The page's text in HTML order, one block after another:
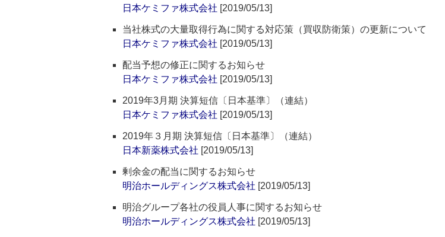
日本ケミファ株式会社 [2019/05/13]
当社株式の大量取得行為に関する対応策（買収防衛策）の更新について
日本ケミファ株式会社 [2019/05/13]
配当予想の修正に関するお知らせ
日本ケミファ株式会社 [2019/05/13]
2019年3月期 決算短信〔日本基準〕（連結）
日本ケミファ株式会社 [2019/05/13]
2019年３月期 決算短信〔日本基準〕（連結）
日本新薬株式会社 [2019/05/13]
剰余金の配当に関するお知らせ
明治ホールディングス株式会社 [2019/05/13]
明治グループ各社の役員人事に関するお知らせ
明治ホールディングス株式会社 [2019/05/13]